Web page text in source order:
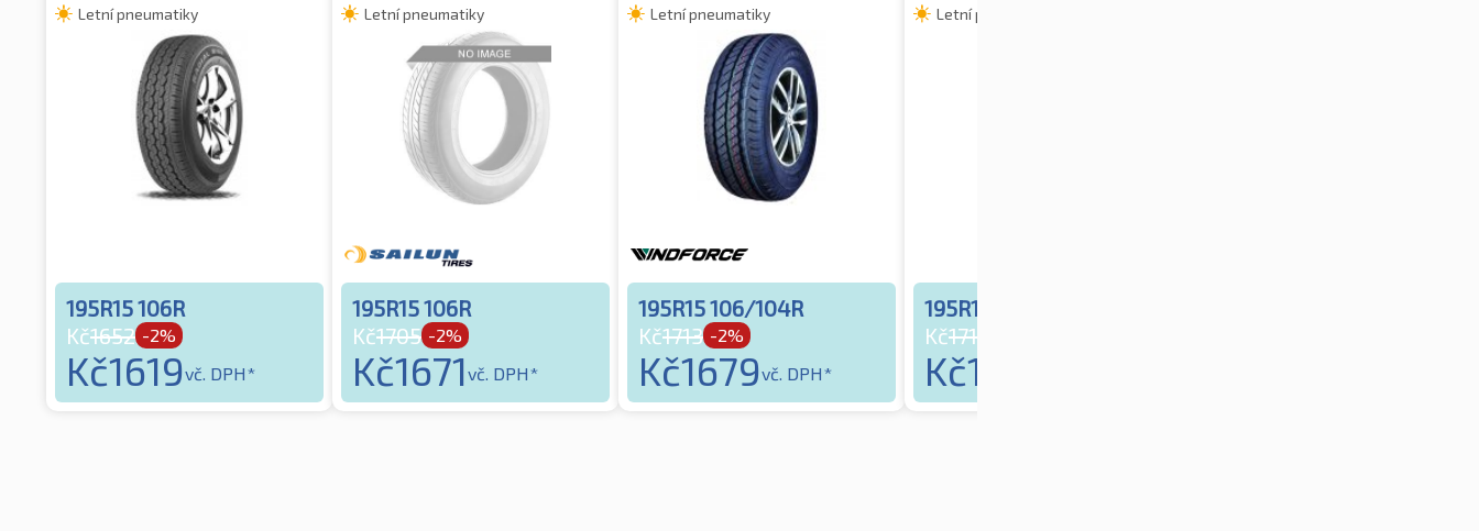
Letní pneumatiky
195R15 106R
Kč1652 -2%
Kč1619vč. DPH*
Letní pneumatiky
195R15 106R
Kč1705 -2%
Kč1671vč. DPH*
Letní pneumatiky
195R15 106/104R
Kč1713 -2%
Kč1679vč. DPH*
Letní pneumatiky
195R15 106R
Kč1717
Kč1683